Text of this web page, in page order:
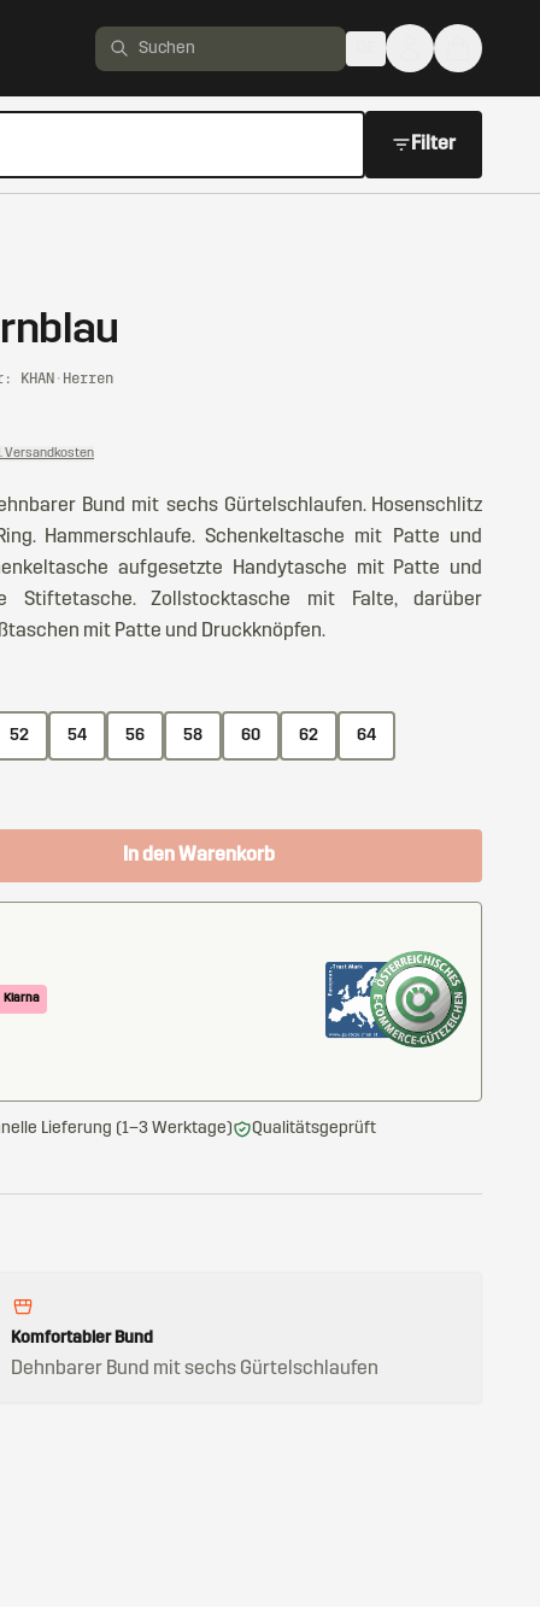
Produkte suchen
Filter
KHAN · Herren
Versandkosten
Bund mit sechs Gürtelschlaufen. Hosenschlitz
Hammerschlaufe. Schenkeltasche mit Patte und
aufgesetzte Handytasche mit Patte und
Stiftetasche. Zollstocktasche mit Falte, darüber
mit Patte und Druckknöpfen.
52 54 56 58 60 62 64
In den Warenkorb
Klarna
Lieferung (1–3 Werktage) Qualitätsgeprüft
Komfortabler Bund
Dehnbarer Bund mit sechs Gürtelschlaufen